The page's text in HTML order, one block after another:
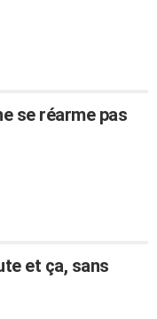
se réarme pas
et ça, sans